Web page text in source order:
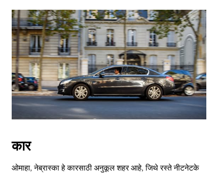
कार
ओमाहा, नेब्रास्का हे कारसाठी अनुकूल शहर आहे, जिथे रस्ते नीटनेटके